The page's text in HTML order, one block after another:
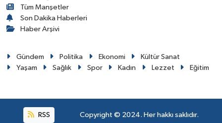
Tüm Manşetler
Son Dakika Haberleri
Haber Arşivi
Gündem Politika Ekonomi
Kültür Sanat
Yaşam
Sağlık Spor Kadın Lezzet Eğitim
RSS Copyright © 2024. Her hakkı saklıdır.